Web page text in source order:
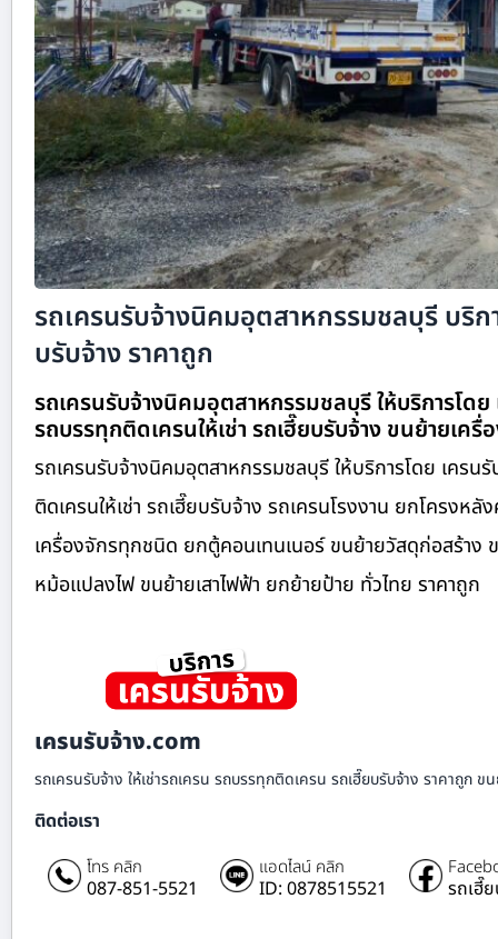
รถเครนรับจ้างนิคมอุตสาหกรรมชลบุรี บริก
บรับจ้าง ราคาถูก
รถเครนรับจ้างนิคมอุตสาหกรรมชลบุรี ให้บริการโด
รถบรรทุกติดเครนให้เช่า รถเฮี๊ยบรับจ้าง ขนย้ายเค
รถเครนรับจ้างนิคมอุตสาหกรรมชลบุรี ให้บริการโดย เครน
ติดเครนให้เช่า รถเฮี๊ยบรับจ้าง รถเครนโรงงาน ยกโครงหลั
เครื่องจักรทุกชนิด ยกตู้คอนเทนเนอร์ ขนย้ายวัสดุก่อสร้าง
หม้อแปลงไฟ ขนย้ายเสาไฟฟ้า ยกย้ายป้าย ทั่วไทย ราคาถูก
เครนรับจ้าง.com
รถเครนรับจ้าง ให้เช่ารถเครน รถบรรทุกติดเครน รถเฮี๊ยบรับจ้าง ราคาถูก
ติดต่อเรา
โทร คลิก
087-851-5521
แอดไลน์ คลิก
ID: 0878515521 รถเฮี๊